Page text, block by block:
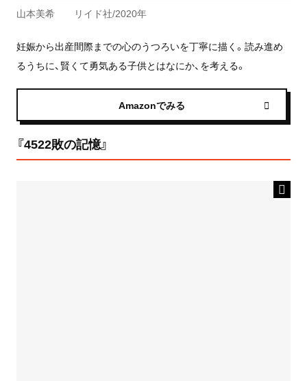
山本美希 リイド社/2020年
妊娠から出産間際までの心のうつろいを丁寧に描く。読み進め
るうちに、賢くて勇気ある子供とはなにか、を考える。
Amazonでみる
『4522敗の記憶』